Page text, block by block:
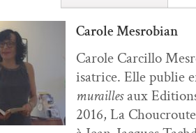
Carole Mesrobian
Car­ole Car­cil­lo
isatrice. Elle pub­lie
muraillesaux
2016, La